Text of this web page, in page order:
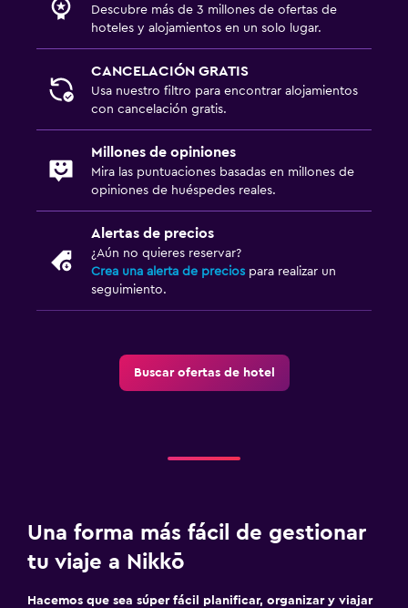
Descubre más de 3 millones de ofertas de
hoteles y alojamientos en un solo lugar.
CANCELACIÓN GRATIS
Usa nuestro filtro para encontrar alojamientos
con cancelación gratis.
Millones de opiniones
Mira las puntuaciones basadas en millones de
opiniones de huéspedes reales.
Alertas de precios
¿Aún no quieres reservar?
Crea una alerta de precios para realizar un
seguimiento.
Buscar ofertas de hotel
Una forma más fácil de gestionar
tu viaje a Nikkō
Hacemos que sea súper fácil planificar, organizar y viajar